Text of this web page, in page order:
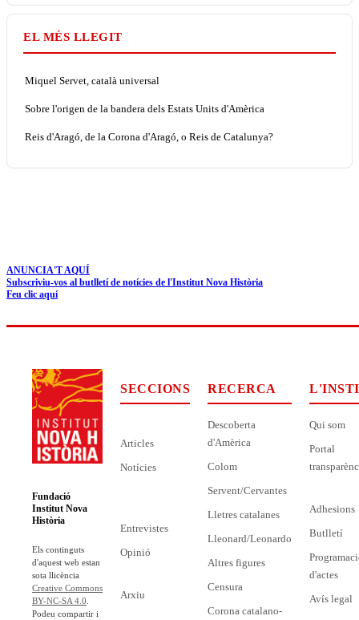
EL MÉS LLEGIT
Miquel Servet, català universal
Sobre l'origen de la bandera dels Estats Units d'Amèrica
Reis d'Aragó, de la Corona d'Aragó, o Reis de Catalunya?
ANUNCIA'T AQUÍ
Subscriviu-vos al butlletí de notícies de l'Institut Nova Història
Feu clic aquí
Fundació
Institut Nova
Història
Els continguts
d'aquest web estan
sota llicència
Creative Commons
BY-NC-SA 4.0
Podeu compartir i
SECCIONS
Articles
Notícies
Entrevistes
Opinió
Arxiu
RECERCA
Descoberta
d'Amèrica
Colom
Servent/Cervantes
Lletres catalanes
Lleonard/Leonardo
Altres figures
Censura
Corona catalano-
Qui som
Portal
Adhesions
Butlletí
d'actes
Avís legal